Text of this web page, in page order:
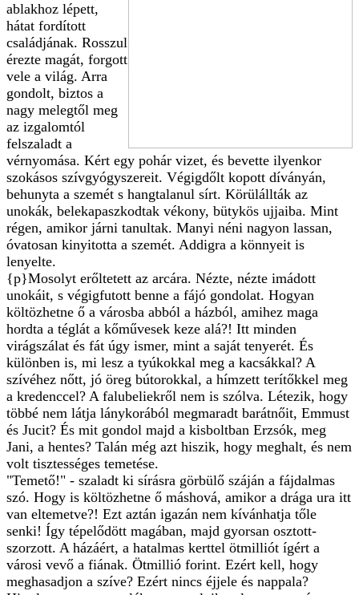
ablakhoz lépett,
hátat fordított
családjának. Rosszul
érezte magát, forgott
vele a világ. Arra
gondolt, biztos a
nagy melegtől meg
az izgalomtól
felszaladt a
vérnyomása. Kért egy pohár vizet, és bevette ilyenkor
szokásos szívgyógyszereit. Végigdőlt kopott díványán,
behunyta a szemét s hangtalanul sírt. Körülállták az
unokák, belekapaszkodtak vékony, bütykös ujjaiba. Mint
régen, amikor járni tanultak. Manyi néni nagyon lassan,
óvatosan kinyitotta a szemét. Addigra a könnyeit is
lenyelte.
{p}Mosolyt erőltetett az arcára. Nézte, nézte imádott
unokáit, s végigfutott benne a fájó gondolat. Hogyan
költözhetne ő a városba abból a házból, amihez maga
hordta a téglát a kőművesek keze alá?! Itt minden
virágszálat és fát úgy ismer, mint a saját tenyerét. És
különben is, mi lesz a tyúkokkal meg a kacsákkal? A
szívéhez nőtt, jó öreg bútorokkal, a hímzett terítőkkel meg
a kredenccel? A falubeliekről nem is szólva. Létezik, hogy
többé nem látja lánykorából megmaradt barátnőit, Emmust
és Jucit? És mit gondol majd a kisboltban Erzsók, meg
Jani, a hentes? Talán még azt hiszik, hogy meghalt, és nem
volt tisztességes temetése.
"Temető!" - szaladt ki sírásra görbülő száján a fájdalmas
szó. Hogy is költözhetne ő máshová, amikor a drága ura itt
van eltemetve?! Ezt aztán igazán nem kívánhatja tőle
senki! Így tépelődött magában, majd gyorsan osztott-
szorzott. A házáért, a hatalmas kerttel ötmilliót ígért a
városi vevő a fiának. Ötmillió forint. Ezért kell, hogy
meghasadjon a szíve? Ezért nincs éjjele és nappala?